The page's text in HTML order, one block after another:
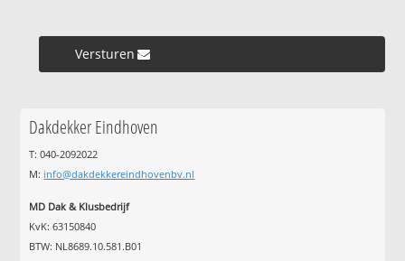
Versturen »
Dakdekker Eindhoven
T: 040-2092022
M: info@dakdekkereindhovenbv.nl
MD Dak & Klusbedrijf
KvK: 63150840
BTW: NL8689.10.581.B01